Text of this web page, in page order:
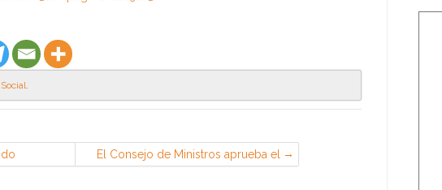
.
El Consejo de Ministros aprueba el
Plan Corresponsables para favorecer